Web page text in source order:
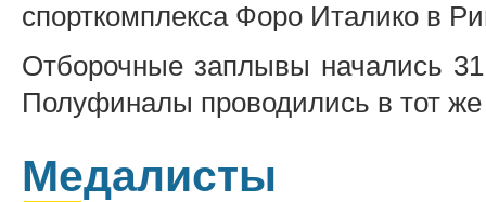
спорткомплекса Форо Италико в
Отборочные заплывы начались
Полуфиналы проводились в тот
Медалисты